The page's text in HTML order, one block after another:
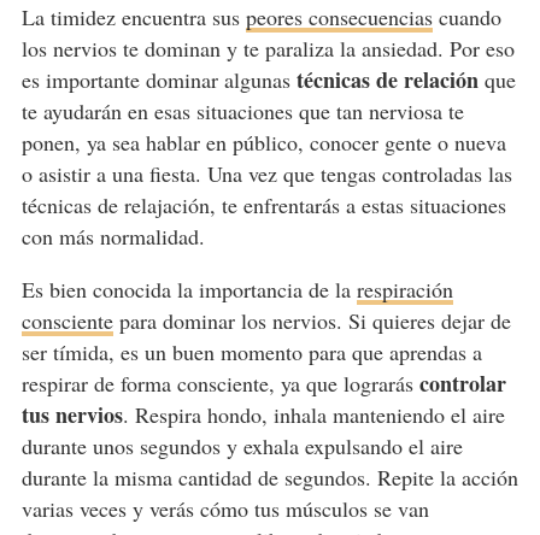
La timidez encuentra sus peores consecuenciascuando
los nervios te dominan y te paraliza la ansiedad. Por eso
es importante dominar algunas técnicas de relación que
te ayudarán en esas situaciones que tan nerviosa te
ponen, ya sea hablar en público, conocer gente o nueva
o asistir a una fiesta. Una vez que tengas controladas las
técnicas de relajación, te enfrentarás a estas situaciones
con más normalidad.
Es bien conocida la importancia de la respiración
conscientepara dominar los nervios. Si quieres dejar de
ser tímida, es un buen momento para que aprendas a
respirar de forma consciente, ya que lograrás controlar
tus nervios. Respira hondo, inhala manteniendo el aire
durante unos segundos y exhala expulsando el aire
durante la misma cantidad de segundos. Repite la acción
varias veces y verás cómo tus músculos se van